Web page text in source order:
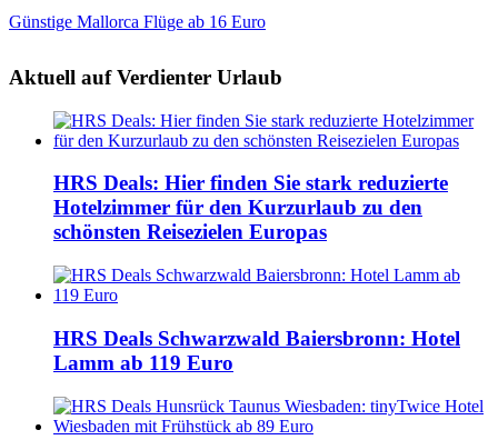
Günstige Mallorca Flüge ab 16 Euro
Aktuell auf Verdienter Urlaub
HRS Deals: Hier finden Sie stark reduzierte
Hotelzimmer für den Kurzurlaub zu den
schönsten Reisezielen Europas
HRS Deals Schwarzwald Baiersbronn: Hotel
Lamm ab 119 Euro